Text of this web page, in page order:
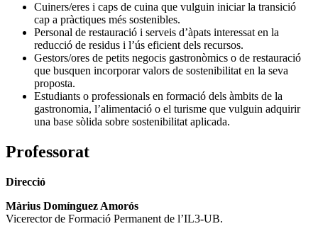
Cuiners/eres i caps de cuina que vulguin iniciar la transició
cap a pràctiques més sostenibles.
Personal de restauració i serveis d’àpats interessat en la
reducció de residus i l’ús eficient dels recursos.
Gestors/ores de petits negocis gastronòmics o de restauració
que busquen incorporar valors de sostenibilitat en la seva
proposta.
Estudiants o professionals en formació dels àmbits de la
gastronomia, l’alimentació o el turisme que vulguin adquirir
una base sòlida sobre sostenibilitat aplicada.
Professorat
Direcció
Màrius Domínguez Amorós
Vicerector de Formació Permanent de l’IL3-UB.